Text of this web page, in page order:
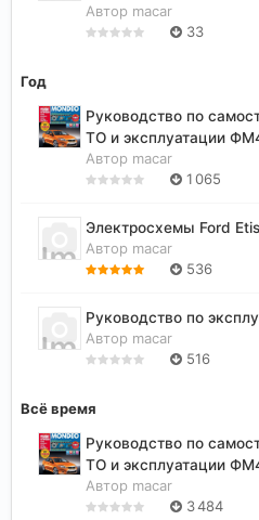
Автор macar
33
Год
Руководство по
ТО и эксплуатации
Автор macar
1 065
Электросхемы Ford
Автор macar
536
Руководство по
Автор macar
516
Всё время
Руководство по
ТО и эксплуатации
Автор macar
3 484